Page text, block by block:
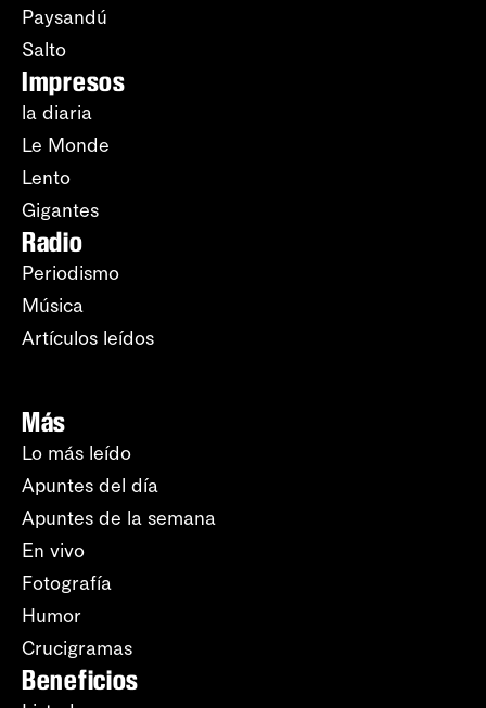
Paysandú
Salto
Impresos
la diaria
Le Monde
Lento
Gigantes
Radio
Periodismo
Música
Artículos leídos
Más
Lo más leído
Apuntes del día
Apuntes de la semana
En vivo
Fotografía
Humor
Crucigramas
Beneficios